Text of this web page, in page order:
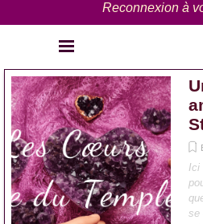
Sauter le menu
Reconnexion à
Ici
se